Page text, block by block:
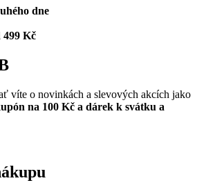
dne
Kč
víte o novinkách a slevových akcích jako
na 100 Kč a dárek k svátku a